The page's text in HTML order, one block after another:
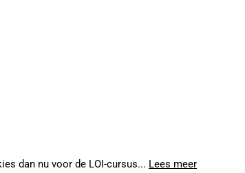
dan nu voor de LOI-cursus... Lees meer